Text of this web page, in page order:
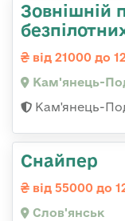
Зовнішній
від 21000 до
Кам'янець-
Кам'янець-
Снайпер
від 55000 до
Слов'янськ